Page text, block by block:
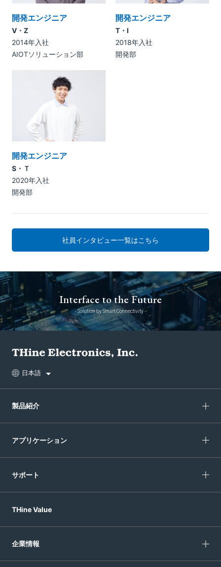
開発エンジニア
V・Z
2014年入社
AIOTソリューション部
開発エンジニア
T・I
2018年入社
開発部
開発エンジニア
S・Ｔ
2020年入社
開発部
社員インタビュー一覧はこちら
Interface to the Future
- Solution by Smart Connectivity -
日本語
製品紹介
アプリケーション
サポート
THine Value
企業情報